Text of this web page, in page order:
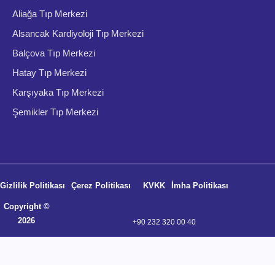
Aliağa Tıp Merkezi
Alsancak Kardiyoloji Tıp Merkezi
Balçova Tıp Merkezi
Hatay Tıp Merkezi
Karşıyaka Tıp Merkezi
Şemikler Tıp Merkezi
Copyright ©
2026
+90 232 320 00 40
Gizlilik Politikası Çerez Politikası KVKK İmha Politikası